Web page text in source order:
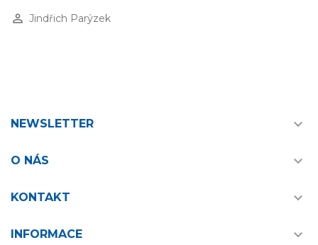
perm_identity Jindřich Parýzek
NEWSLETTER 
O NÁS 
KONTAKT 
INFORMACE 